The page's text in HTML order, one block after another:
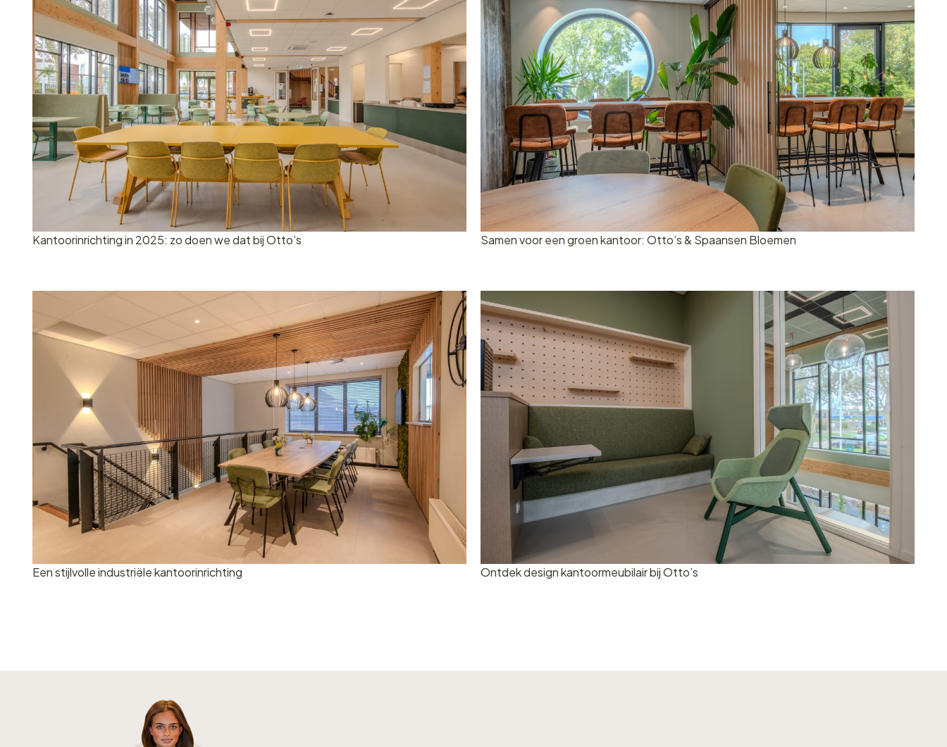
Kantoorinrichting in 2025: zo doen we dat bij Otto’s Samen voor een groen kantoor: Otto’s & Spaansen Bloemen
Een stijlvolle industriële kantoorinrichting Ontdek design kantoormeubilair bij Otto’s